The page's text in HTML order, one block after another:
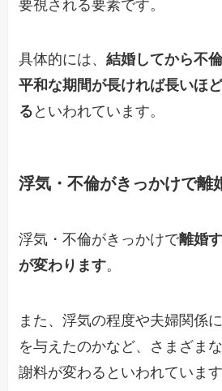
要視される要素です。
具体的には、結婚してから不
平和な期間が長ければ長いほ
る といわれています。
浮気・不倫がきっかけで離
浮気・不倫がきっかけで離婚
が変わります。
また、浮気の程度や夫婦関係
を与えたのかなど、さまざま
謝料が変わるといわれています